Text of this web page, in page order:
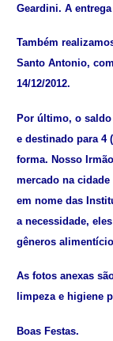
Geardini. A
Também
Santo Antonio,
14/12/2012.
Por último, o
e destinado para 4
forma. Nosso
mercado na
em nome das
a necessidade,
gêneros
As fotos anexas
limpeza e higiene
Boas Festas.